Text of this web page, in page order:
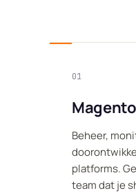
01
Beheer,
platforms.
team dat je